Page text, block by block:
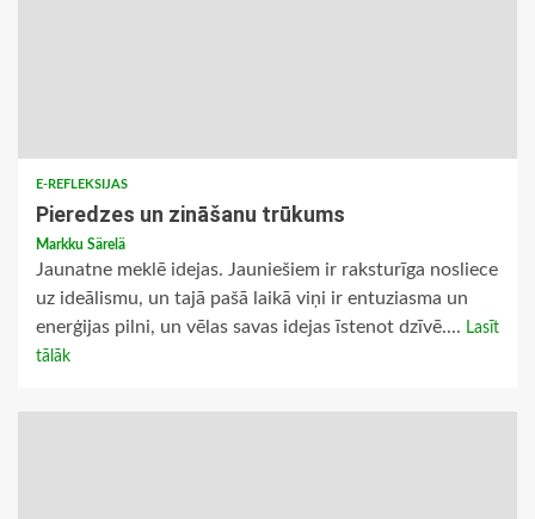
E-REFLEKSIJAS
Pieredzes un zināšanu trūkums
Markku Särelä
Jaunatne meklē idejas. Jauniešiem ir raksturīga nosliece
uz ideālismu, un tajā pašā laikā viņi ir entuziasma un
enerģijas pilni, un vēlas savas idejas īstenot dzīvē.... Lasīt
tālāk